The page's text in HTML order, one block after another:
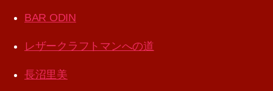
BAR ODIN
レザークラフトマンへの道
長沼里美